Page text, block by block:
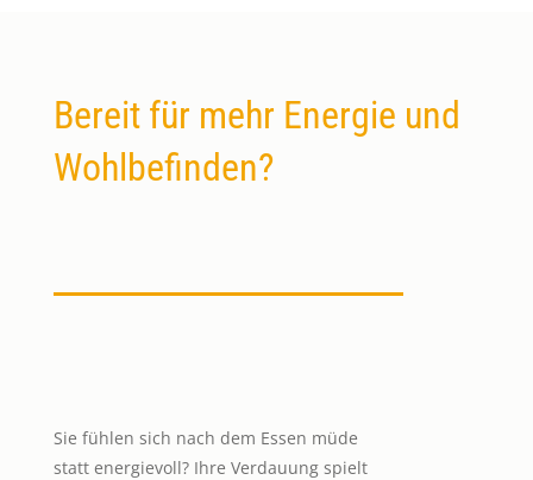
Bereit für mehr Energie und
Wohlbefinden?
Sie fühlen sich nach dem Essen müde
statt energievoll? Ihre Verdauung spielt